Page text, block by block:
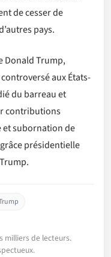
de cesser de
pays.
Donald Trump,
aux États-
du barreau et
contributions
et subornation de
présidentielle
milliers de lecteurs.